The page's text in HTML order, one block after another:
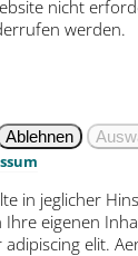
nicht
werden.
in jeglicher
Ihre eigenen
elit.